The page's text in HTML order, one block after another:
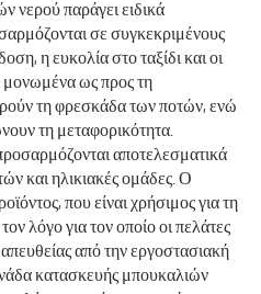
νερού παράγει ειδικά
σε συγκεκριμένους
η ευκολία στο ταξίδι και οι
μονωμένα ως προς τη
τη φρεσκάδα των ποτών, ενώ
τη μεταφορικότητα.
αποτελεσματικά
και ηλικιακές ομάδες. Ο
που είναι χρήσιμος για τη
λόγο για τον οποίο οι πελάτες
από την εργοστασιακή
κατασκευής μπουκαλιών